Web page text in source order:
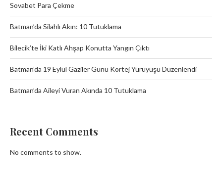
Sovabet Para Çekme
Batman’da Silahlı Akın: 10 Tutuklama
Bilecik’te İki Katlı Ahşap Konutta Yangın Çıktı
Batman’da 19 Eylül Gaziler Günü Kortej Yürüyüşü Düzenlendi
Batman’da Aileyi Vuran Akında 10 Tutuklama
Recent Comments
No comments to show.